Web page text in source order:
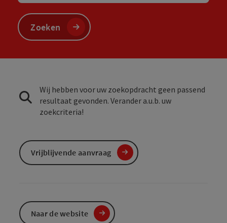
Zoeken
Wij hebben voor uw zoekopdracht geen passend
resultaat gevonden. Verander a.u.b. uw
zoekcriteria!
Vrijblijvende aanvraag
Naar de website